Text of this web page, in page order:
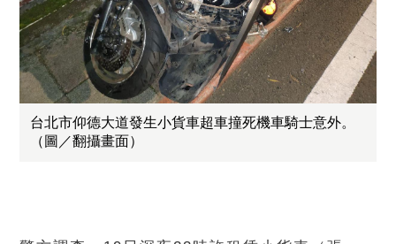
台北市仰德大道發生小貨車超車撞死機車騎士意外。
（圖／翻攝畫面）